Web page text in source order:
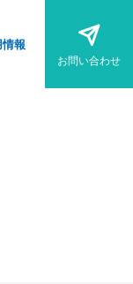
お問い合わせ
報